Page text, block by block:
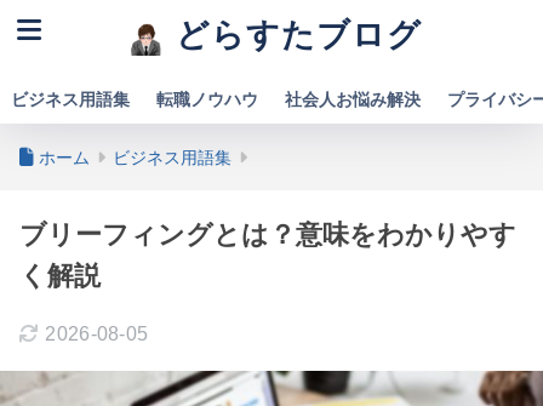
どらすたブログ
ビジネス用語集 転職ノウハウ 社会人お悩み解決 プライバシ
ホーム ビジネス用語集
ブリーフィングとは？意味をわかりやす
く解説
2026-08-05